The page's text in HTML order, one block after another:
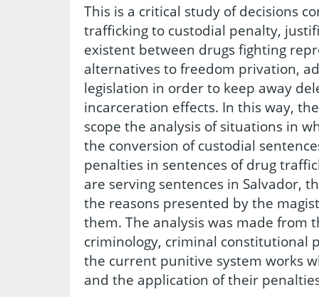
This is a critical study of decisions
trafficking to custodial penalty,
existent between drugs fighting
alternatives to freedom privation,
legislation in order to keep away
incarceration effects. In this way,
scope the analysis of situations in
the conversion of custodial
penalties in sentences of drug
are serving sentences in Salvador,
the reasons presented by the
them. The analysis was made from
criminology, criminal constitutional
the current punitive system works
and the application of their